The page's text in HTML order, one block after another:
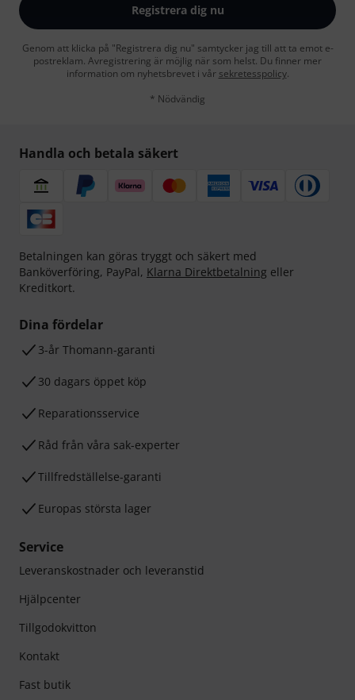
Registrera dig nu
Genom att klicka på "Registrera dig nu" samtycker jag till att ta emot e-
postreklam. Avregistrering är möjlig när som helst. Du finner mer
information om nyhetsbrevet i vår sekretesspolicy.
* Nödvändig
Handla och betala säkert
Betalningen kan göras tryggt och säkert med
Banköverföring, PayPal, Klarna Direktbetalning eller
Kreditkort.
Dina fördelar
3-år Thomann-garanti
30 dagars öppet köp
Reparationsservice
Råd från våra sak-experter
Tillfredställelse-garanti
Europas största lager
Service
Leveranskostnader och leveranstid
Hjälpcenter
Tillgodokvitton
Kontakt
Fast butik